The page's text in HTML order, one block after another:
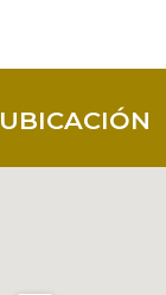
UBICACIÓN